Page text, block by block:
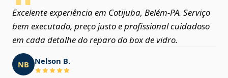
Excelente experiência em Cotijuba, Belém‑PA. Serviço
bem executado, preço justo e profissional cuidadoso
em cada detalhe do reparo do box de vidro.
NB Nelson B.